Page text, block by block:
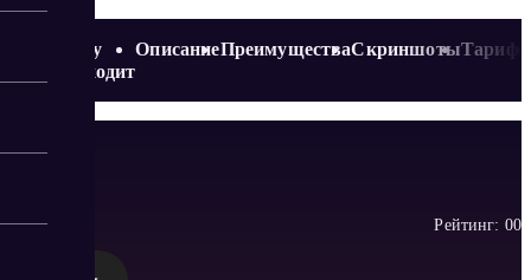
Кому
подходит
ОписаниеПреимуществаСкриншоты
Рейтинг: 00